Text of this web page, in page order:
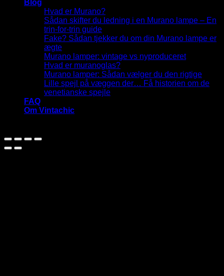
Blog
Hvad er Murano?
Sådan skifter du ledning i en Murano lampe – En
trin-for-trin guide
Fake? Sådan tjekker du om din Murano lampe er
ægte
Murano lamper: vintage vs nyproduceret
Hvad er muranoglas?
Murano lamper: Sådan vælger du den rigtige
Lille spejl på væggen der… Få historien om de
venetianske spejle
FAQ
Om Vintachic